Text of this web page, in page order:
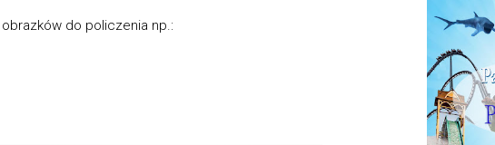
do policzenia np.: